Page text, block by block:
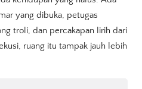
yang dibuka, petugas
troli, dan percakapan lirih dari
ruang itu tampak jauh lebih